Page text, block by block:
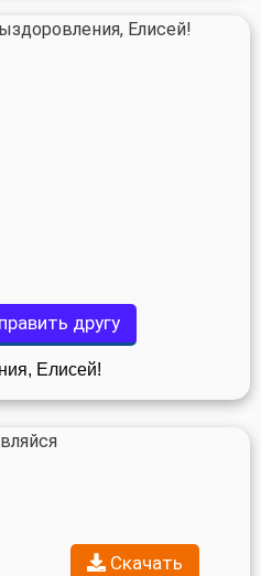
другу
Елисей!
Скачать